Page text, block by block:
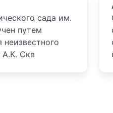
сада им.
путем
А.К. Скв